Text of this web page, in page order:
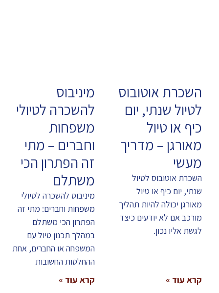
השכרת אוטובוס
לטיול שנתי, יום
כיף או טיול
מאורגן – מדריך
מעשי
השכרת אוטובוס לטיול
שנתי, יום כיף או טיול
מאורגן יכולה להיות תהליך
מורכב אם לא יודעים כיצד
לגשת אליו נכון.
קרא עוד »
מיניבוס
להשכרה לטיולי
משפחות
וחברים – מתי
זה הפתרון הכי
משתלם
מיניבוס להשכרה לטיולי
משפחות וחברים: מתי זה
הפתרון הכי משתלם
במהלך תכנון טיול עם
המשפחה או החברים, אחת
ההחלטות החשובות
קרא עוד »